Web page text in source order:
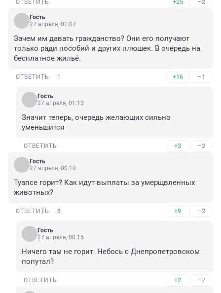
ОТВЕТИТЬ +25 –2
Гость
27 апреля, 01:07
Зачем им давать гражданство? Они его получают
только ради пособий и других плюшек. В очередь на
бесплатное жильё.
ОТВЕТИТЬ 1 +16 –1
Гость
27 апреля, 01:13
Значит теперь, очередь желающих сильно
уменьшится
ОТВЕТИТЬ +3 –2
Гость
27 апреля, 00:10
Туапсе горит? Как идут выплаты за умерщвленных
животных?
ОТВЕТИТЬ 8 +9 –2
Гость
27 апреля, 00:16
Ничего там не горит. Небось с Днепропетровском
попутал?
ОТВЕТИТЬ +2 –7